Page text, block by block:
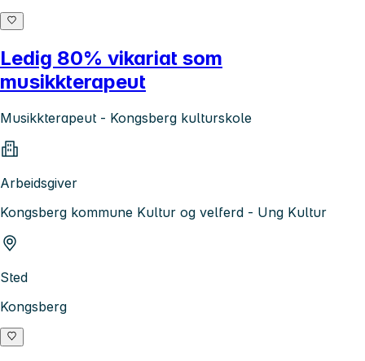
Ledig 80% vikariat som
musikkterapeut
Musikkterapeut - Kongsberg kulturskole
Arbeidsgiver
Kongsberg kommune Kultur og velferd - Ung Kultur
Sted
Kongsberg